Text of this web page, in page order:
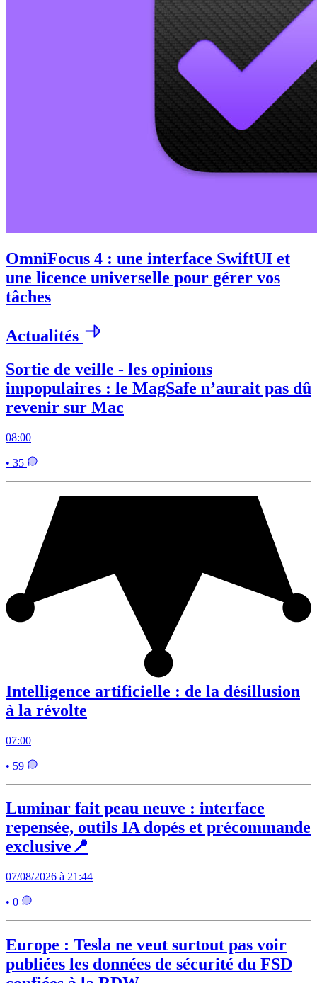
OmniFocus 4 : une interface SwiftUI et
une licence universelle pour gérer vos
tâches
Actualités
Sortie de veille - les opinions
impopulaires : le MagSafe n’aurait pas dû
revenir sur Mac
08:00
• 35
Intelligence artificielle : de la désillusion
à la révolte
07:00
• 59
Luminar fait peau neuve : interface
repensée, outils IA dopés et précommande
exclusive📍
07/08/2026 à 21:44
• 0
Europe : Tesla ne veut surtout pas voir
publiées les données de sécurité du FSD